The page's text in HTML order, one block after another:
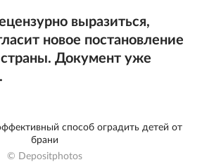
выразиться,
новое постановление
страны. Документ уже
способ оградить детей от
брани
© Depositphotos